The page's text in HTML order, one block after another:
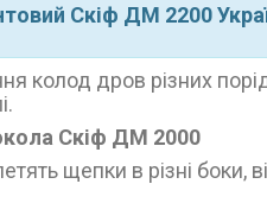
Скіф ДМ 2200
колод дров різних
Скіф ДМ 2000
щепки в різні боки,